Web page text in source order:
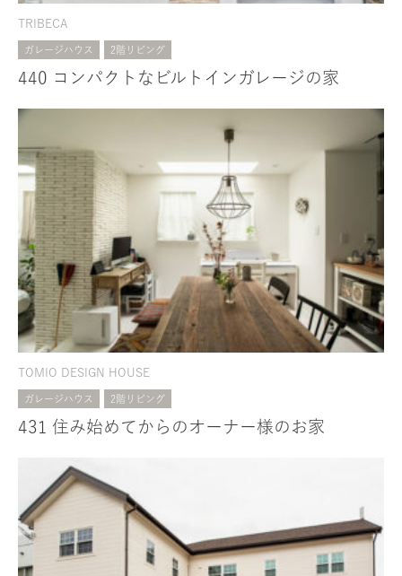
TRIBECA
ガレージハウス 2階リビング
440 コンパクトなビルトインガレージの家
TOMIO DESIGN HOUSE
ガレージハウス 2階リビング
431 住み始めてからのオーナー様のお家